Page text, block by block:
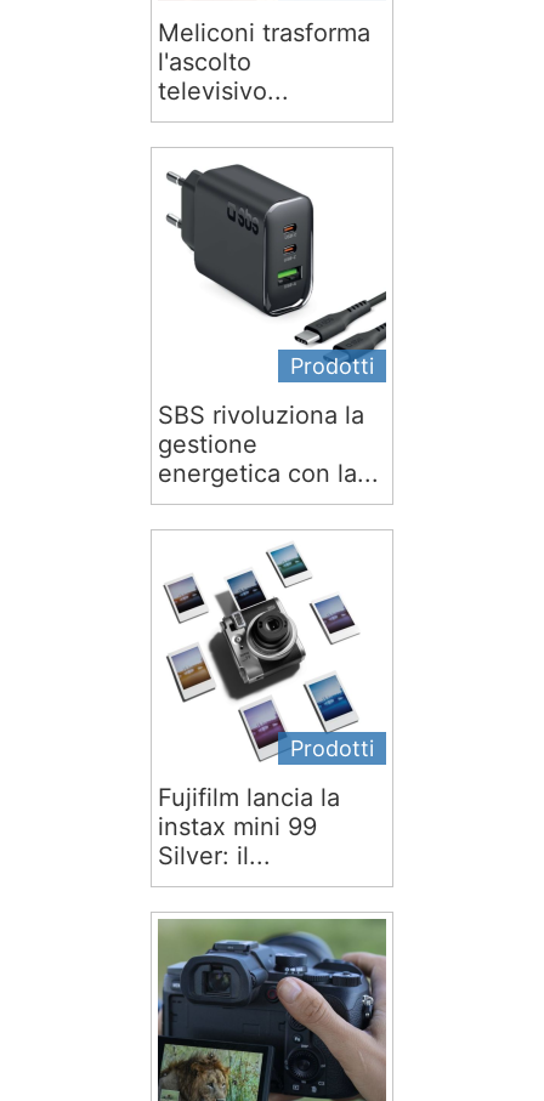
Meliconi trasforma
l'ascolto
televisivo...
Prodotti
SBS rivoluziona la
gestione
energetica con la...
Prodotti
Fujifilm lancia la
instax mini 99
Silver: il...